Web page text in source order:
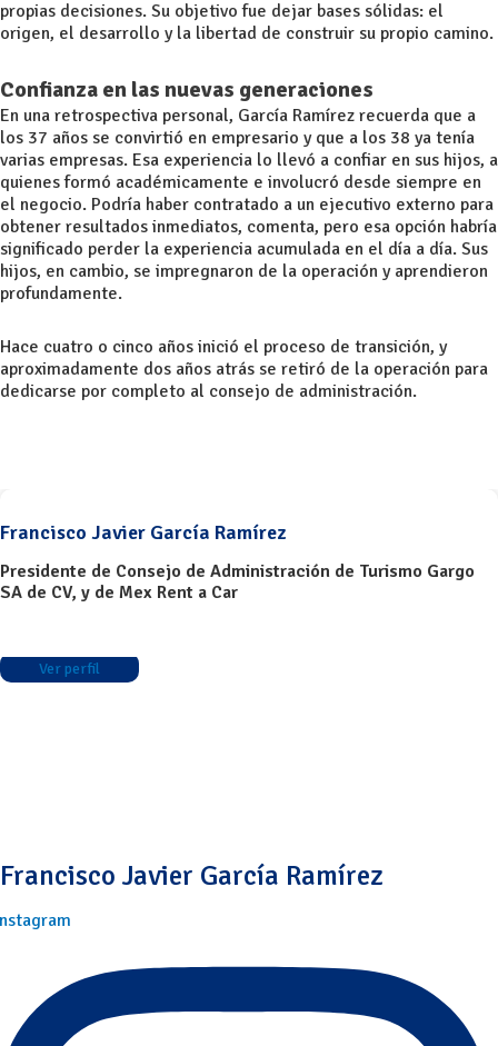
propias decisiones. Su objetivo fue dejar bases sólidas: el
origen, el desarrollo y la libertad de construir su propio camino.
Confianza en las nuevas generaciones
En una retrospectiva personal, García Ramírez recuerda que a
los 37 años se convirtió en empresario y que a los 38 ya tenía
varias empresas. Esa experiencia lo llevó a confiar en sus hijos, a
quienes formó académicamente e involucró desde siempre en
el negocio. Podría haber contratado a un ejecutivo externo para
obtener resultados inmediatos, comenta, pero esa opción habría
significado perder la experiencia acumulada en el día a día. Sus
hijos, en cambio, se impregnaron de la operación y aprendieron
profundamente.
Hace cuatro o cinco años inició el proceso de transición, y
aproximadamente dos años atrás se retiró de la operación para
dedicarse por completo al consejo de administración.
Francisco Javier García Ramírez
Presidente de Consejo de Administración de Turismo Gargo
SA de CV, y de Mex Rent a Car
Ver perfil
Francisco Javier García Ramírez